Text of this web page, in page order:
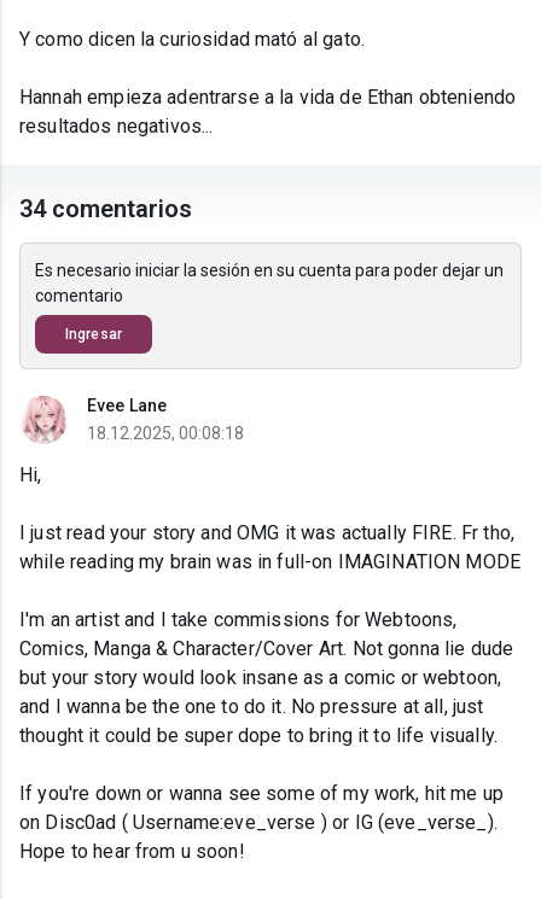
Y como dicen la curiosidad mató al gato.
Hannah empieza adentrarse a la vida de Ethan obteniendo
resultados negativos...
34 comentarios
Es necesario iniciar la sesión en su cuenta para poder dejar un
comentario
Ingresar
Evee Lane
18.12.2025, 00:08:18
Hi,
I just read your story and OMG it was actually FIRE. Fr tho,
while reading my brain was in full-on IMAGINATION MODE
I'm an artist and I take commissions for Webtoons,
Comics, Manga & Character/Cover Art. Not gonna lie dude
but your story would look insane as a comic or webtoon,
and I wanna be the one to do it. No pressure at all, just
thought it could be super dope to bring it to life visually.
If you're down or wanna see some of my work, hit me up
on Disc0ad ( Username:eve_verse ) or IG (eve_verse_).
Hope to hear from u soon!